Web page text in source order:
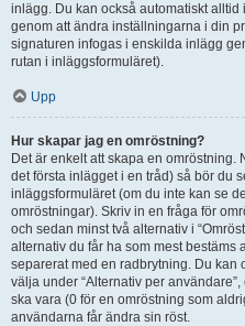
inlägg. Du kan också automatiskt
genom att ändra inställningarna i din
signaturen infogas i enskilda inlägg
rutan i inläggsformuläret).
Upp
Hur skapar jag en omröstning?
Det är enkelt att skapa en
det första inlägget i en tråd) så bör du
inläggsformuläret (om du inte kan se
omröstningar). Skriv in en fråga för
och sedan minst två alternativ i
alternativ du får ha som mest
separerat med en radbrytning. Du kan
välja under “Alternativ per
ska vara (0 för en omröstning som
användarna får ändra sin röst.